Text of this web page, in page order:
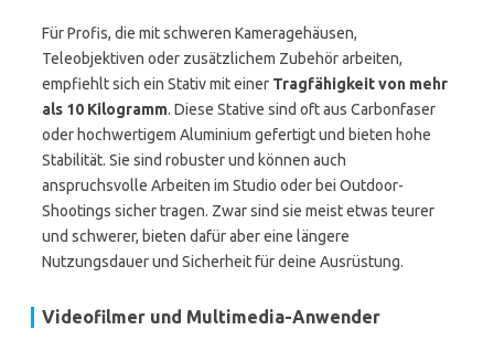
Für Profis, die mit schweren Kameragehäusen,
Teleobjektiven oder zusätzlichem Zubehör arbeiten,
empfiehlt sich ein Stativ mit einer Tragfähigkeit von mehr
als 10 Kilogramm. Diese Stative sind oft aus Carbonfaser
oder hochwertigem Aluminium gefertigt und bieten hohe
Stabilität. Sie sind robuster und können auch
anspruchsvolle Arbeiten im Studio oder bei Outdoor-
Shootings sicher tragen. Zwar sind sie meist etwas teurer
und schwerer, bieten dafür aber eine längere
Nutzungsdauer und Sicherheit für deine Ausrüstung.
Videofilmer und Multimedia-Anwender